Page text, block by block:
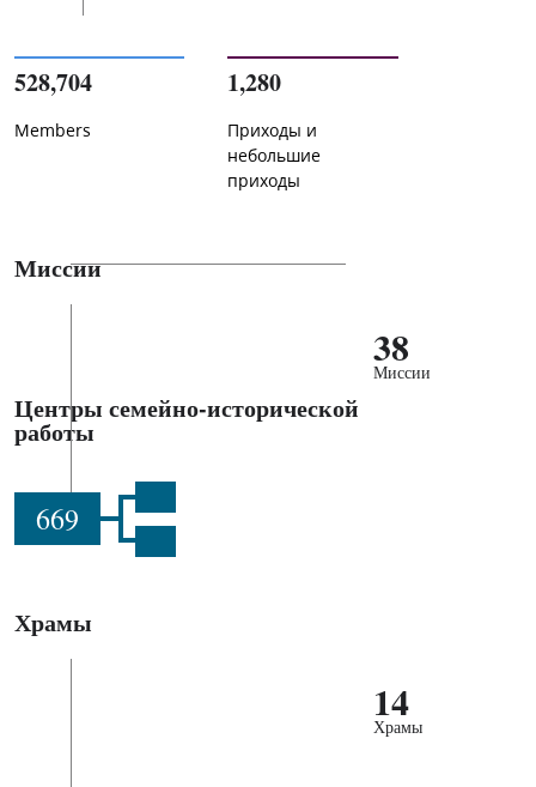
528,704
Members
1,280
Приходы и
небольшие
приходы
Миссии
38
Миссии
Центры семейно-исторической
работы
669
Храмы
14
Храмы